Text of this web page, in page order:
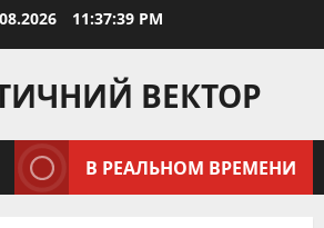
11:37:40 PM
ВЕКТОР
В РЕАЛЬНОМ ВРЕМЕНИ